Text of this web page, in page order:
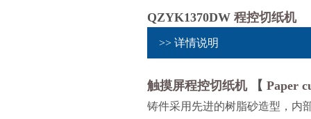
QZYK1370DW 程控切纸机
>> 详情说明
触摸屏程控切纸机【 Paper
铸件采用先进的树脂砂造型，内